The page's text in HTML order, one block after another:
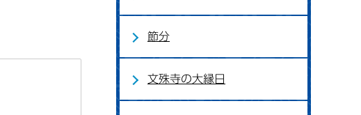
節分
文殊寺の大縁日